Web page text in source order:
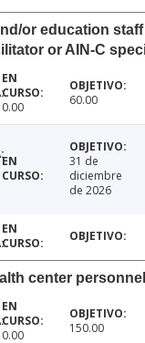
or education
or AIN-C
0.00 60.00
31 de
diciembre
de 2026
center
0.00 150.00